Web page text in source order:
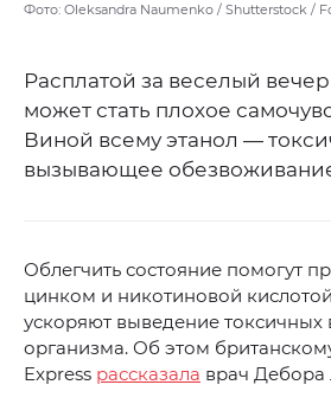
Фото: Oleksandra Naumenko / Shutterstock /
Расплатой за веселый
может стать плохое
Виной всему этанол —
вызывающее
Облегчить состояние помогут
цинком и никотиновой
ускоряют выведение токсичных
организма. Об этом
Express рассказала врач Дебора